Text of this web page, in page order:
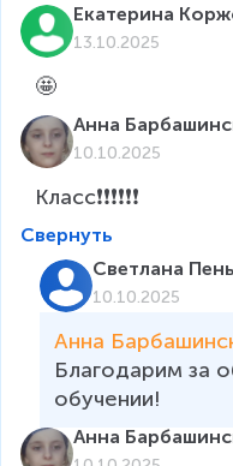
Екатерина
13.10.2025
🤩
Анна
10.10.2025
Класс❗❗❗❗❗❗
Свернуть
Светлана
10.10.2025
Анна
Благодарим за
обучении!
Анна